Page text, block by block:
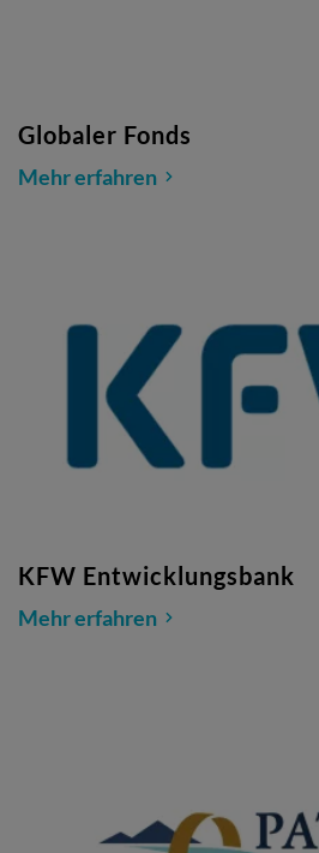
Globaler Fonds
Mehr erfahren
KFW Entwicklungsbank
Mehr erfahren